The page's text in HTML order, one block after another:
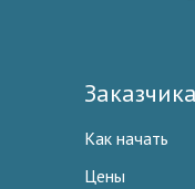
Как начать
Цены